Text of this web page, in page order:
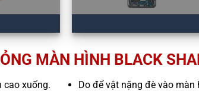
MÀN HÌNH BLACK
cao xuống.
Do để vật nặng đè vào màn